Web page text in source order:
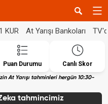
KUR At Yarışı Bankoları
Puan Durumu Canlı Skor
At Yarışı tahminleri hergün 10:30-
tahmincimiz